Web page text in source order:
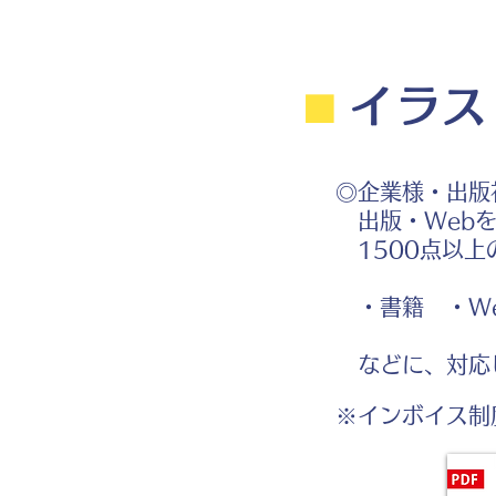
げる男性のイラスト
⬛︎ イラ
◎企業様・出版
出版・Webを
1500点以上の
・書籍 ・
などに、対応
※インボイス制